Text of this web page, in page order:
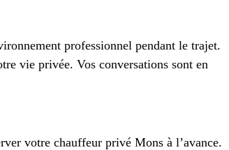
professionnel pendant le trajet.
vie privée. Vos conversations sont en
votre chauffeur privé Mons à l’avance.